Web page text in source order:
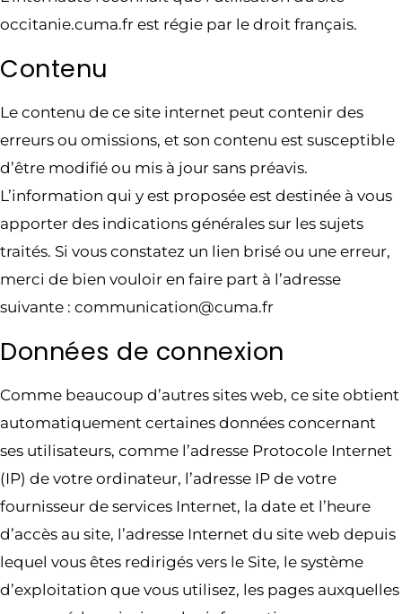
occitanie.cuma.fr est régie par le droit français.
Contenu
Le contenu de ce site internet peut contenir des
erreurs ou omissions, et son contenu est susceptible
d’être modifié ou mis à jour sans préavis.
L’information qui y est proposée est destinée à vous
apporter des indications générales sur les sujets
traités. Si vous constatez un lien brisé ou une erreur,
merci de bien vouloir en faire part à l’adresse
suivante : communication@cuma.fr
Données de connexion
Comme beaucoup d’autres sites web, ce site obtient
automatiquement certaines données concernant
ses utilisateurs, comme l’adresse Protocole Internet
(IP) de votre ordinateur, l’adresse IP de votre
fournisseur de services Internet, la date et l’heure
d’accès au site, l’adresse Internet du site web depuis
lequel vous êtes redirigés vers le Site, le système
d’exploitation que vous utilisez, les pages auxquelles